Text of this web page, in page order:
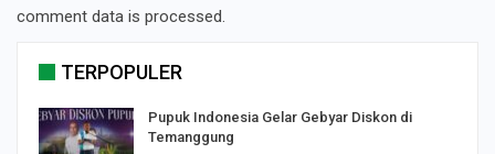
comment data is processed.
TERPOPULER
Pupuk Indonesia Gelar Gebyar Diskon di
Temanggung